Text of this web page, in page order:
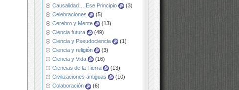
Causalidad… Ese Principio
(3)
Celebraciones
(5)
Cerebro y Mente
(13)
Ciencia futura
(49)
Ciencia y Pseudociencia
(1)
Ciencia y religión
(3)
Ciencia y Vida
(16)
Ciencias de la Tierra
(13)
Civilizaciones antiguas
(10)
Colaboración
(6)